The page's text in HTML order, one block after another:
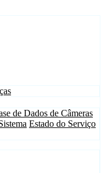
de Dados de Câmeras
Estado do Serviço